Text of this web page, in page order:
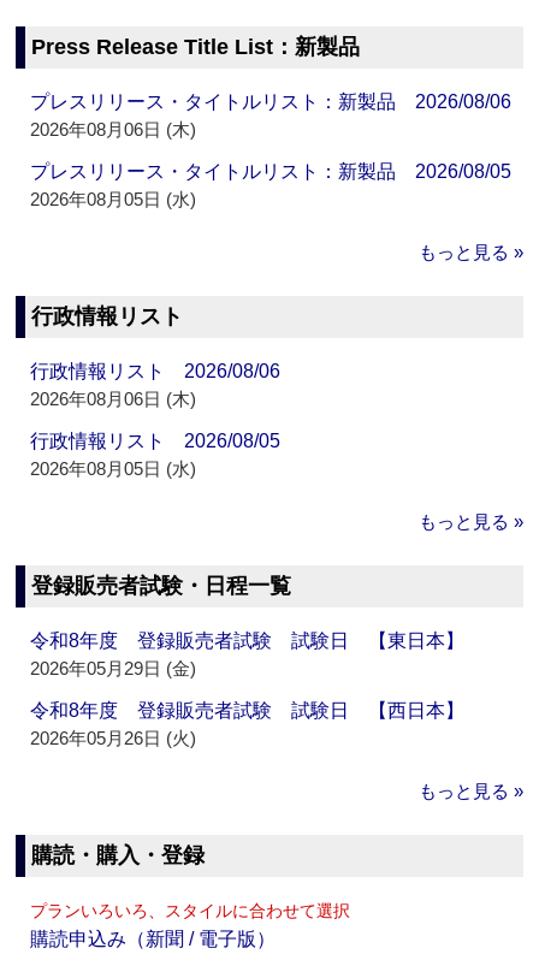
Press Release Title List：新製品
プレスリリース・タイトルリスト：新製品 2026/08/06
2026年08月06日 (木)
プレスリリース・タイトルリスト：新製品 2026/08/05
2026年08月05日 (水)
もっと見る »
行政情報リスト
行政情報リスト 2026/08/06
2026年08月06日 (木)
行政情報リスト 2026/08/05
2026年08月05日 (水)
もっと見る »
登録販売者試験・日程一覧
令和8年度 登録販売者試験 試験日 【東日本】
2026年05月29日 (金)
令和8年度 登録販売者試験 試験日 【西日本】
2026年05月26日 (火)
もっと見る »
購読・購入・登録
プランいろいろ、スタイルに合わせて選択
購読申込み（新聞 / 電子版）